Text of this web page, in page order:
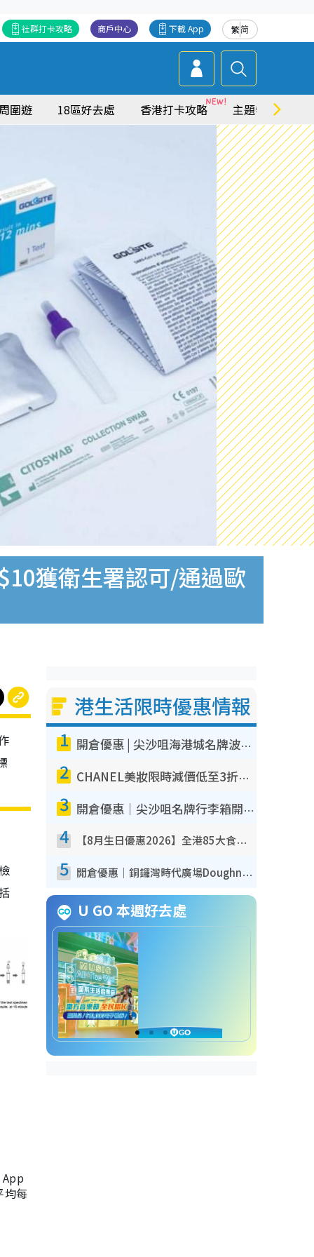
繁简
下載 App
商戶中心
社群打卡攻略
圍遊 18區好去處 香港打卡攻略 主題特集
獲衛生署認可/通過歐
均每
港生活限時優惠情報
1 開倉優惠 | 尖沙咀海港城名牌波鞋開倉低至1折！On鞋$899起／Joy&Peace鞋履$98起
2 CHANEL美妝限時減價低至3折！人氣粉底/唇膏/精華液低至$275！COCO香水都有平
3 開倉優惠｜尖沙咀名牌行李箱開倉低至4折！一連5日 American Tourister/ace./Hallmark $200起！
4 【8月生日優惠2026】全港85大食買玩著數攻略 自助餐/火鍋放題同行免費＋誠品/DONKI送現金券
5 開倉優惠｜銅鑼灣時代廣場Doughnut/Campo Marzio開倉低至1折！背囊、書包、手袋劈價$200起
U GO 本週好去處